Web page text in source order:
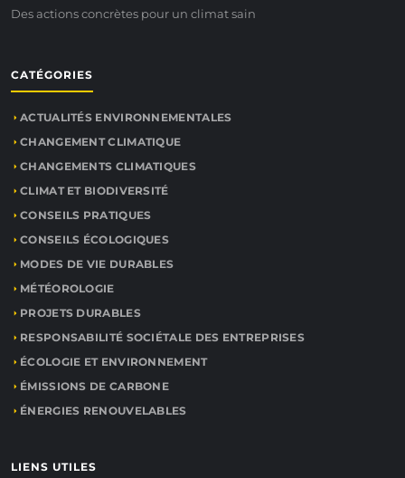
Des actions concrètes pour un climat sain
CATÉGORIES
ACTUALITÉS ENVIRONNEMENTALES
CHANGEMENT CLIMATIQUE
CHANGEMENTS CLIMATIQUES
CLIMAT ET BIODIVERSITÉ
CONSEILS PRATIQUES
CONSEILS ÉCOLOGIQUES
MODES DE VIE DURABLES
MÉTÉOROLOGIE
PROJETS DURABLES
RESPONSABILITÉ SOCIÉTALE DES ENTREPRISES
ÉCOLOGIE ET ENVIRONNEMENT
ÉMISSIONS DE CARBONE
ÉNERGIES RENOUVELABLES
LIENS UTILES